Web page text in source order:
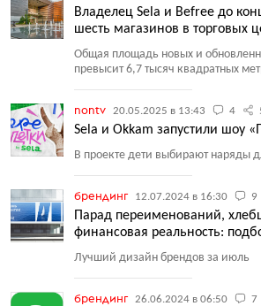
Владелец Sela и Befree до
шесть магазинов в торговых
Общая площадь новых и
превысит 6,7 тысяч квадратных
nontv 20.05.2025 в 13:43 4
Sela и Okkam запустили шоу
В проекте дети выбирают наряды
брендинг 12.07.2024 в 16:30 9
Парад переименований,
финансовая реальность:
Лучший дизайн брендов за июль
брендинг 26.06.2024 в 06:50 7